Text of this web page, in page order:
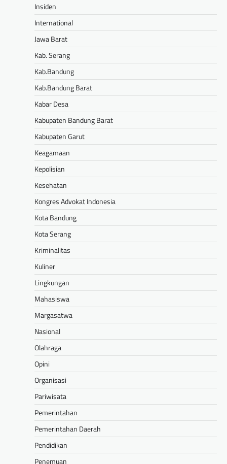
Insiden
International
Jawa Barat
Kab. Serang
Kab.Bandung
Kab.Bandung Barat
Kabar Desa
Kabupaten Bandung Barat
Kabupaten Garut
Keagamaan
Kepolisian
Kesehatan
Kongres Advokat Indonesia
Kota Bandung
Kota Serang
Kriminalitas
Kuliner
Lingkungan
Mahasiswa
Margasatwa
Nasional
Olahraga
Opini
Organisasi
Pariwisata
Pemerintahan
Pemerintahan Daerah
Pendidikan
Penemuan